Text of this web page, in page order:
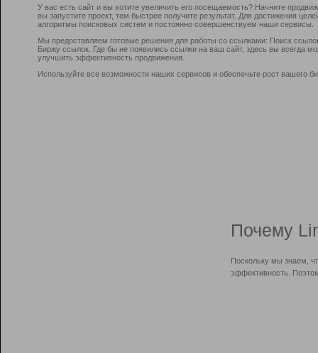
У вас есть сайт и вы хотите увеличить его посещаемость? Начните
вы запустите проект, тем быстрее получите результат. Для достижения
алгоритмы поисковых систем и постоянно совершенствуем наши сервисы.
Мы предоставляем готовые решения для работы со ссылками: Поиск
Биржу ссылок. Где бы не появились ссылки на ваш сайт, здесь вы всегда
улучшить эффективность продвижения.
Используйте все возможности наших сервисов и обеспечьте рост вашего
Почему
Поскольку мы знаем,
эффективность.